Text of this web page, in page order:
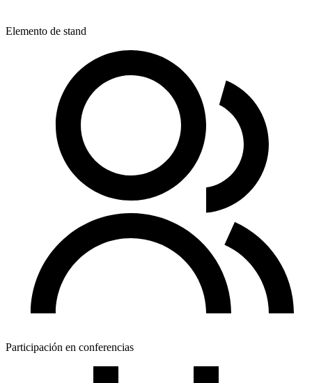
Elemento de stand
Participación en conferencias